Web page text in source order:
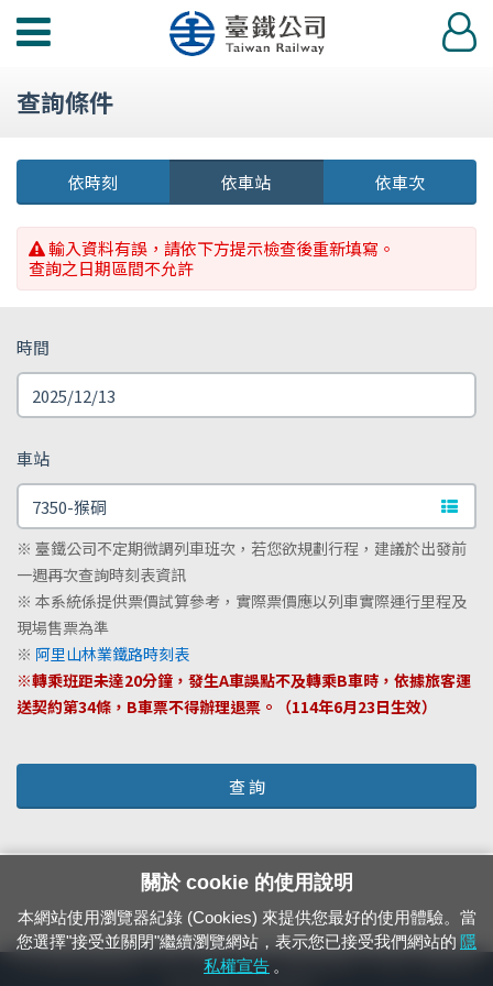
功
選
登
入
查詢條件
依時刻 依車站 依車次
輸入資料有誤，請依下方提示檢查後重新填寫。
查詢之日期區間不允許
時間
車站
文字
※ 臺鐵公司不定期微調列車班次，若您欲規劃行程，建議於出發前
一週再次查詢時刻表資訊
※ 本系統係提供票價試算參考，實際票價應以列車實際運行里程及
現場售票為準
※ 阿里山林業鐵路時刻表
※轉乘班距未達20分鐘，發生A車誤點不及轉乘B車時，依據旅客運
送契約第34條，B車票不得辦理退票。（114年6月23日生效）
查 詢
24小時緊急通報電話：1933（市話、手機，僅限發現軌道、平交道、橋樑及隧
關於 cookie 的使用說明
本網站使用瀏覽器紀錄 (Cookies) 來提供您最好的使用體驗。當
您選擇"接受並關閉"繼續瀏覽網站，表示您已接受我們網站的 隱
私權宣告 。